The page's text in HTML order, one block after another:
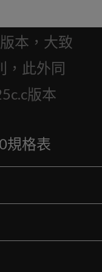
本，大致
，此外同
版本
規格表